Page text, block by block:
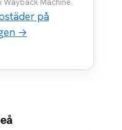
Wayback Machine.
på
→